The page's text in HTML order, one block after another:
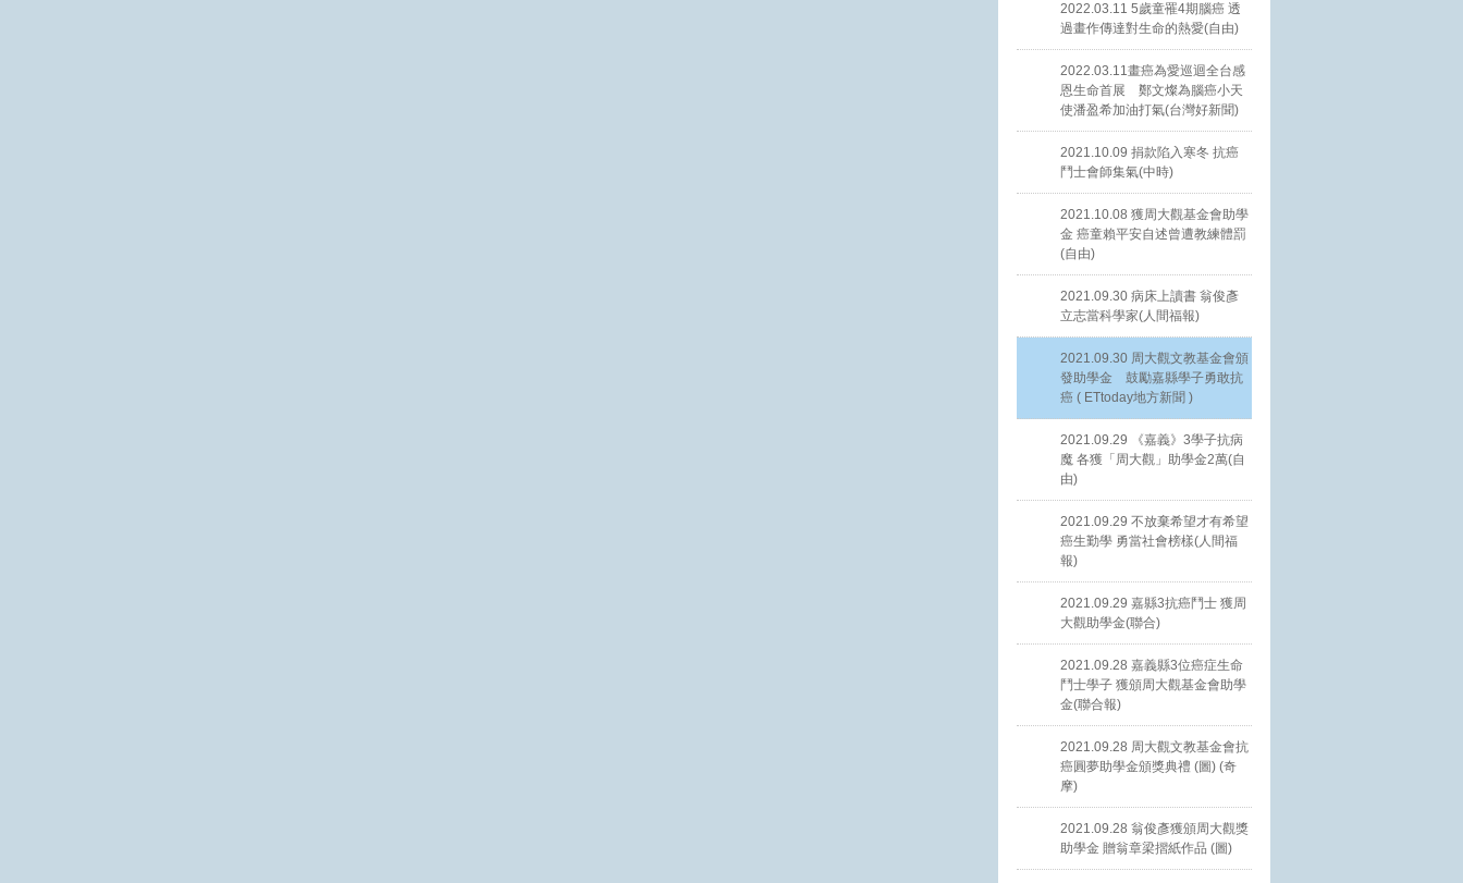
2022.03.11 5歲童罹4期腦癌 透
過畫作傳達對生命的熱愛(自由)
2022.03.11畫癌為愛巡迴全台感
恩生命首展 鄭文燦為腦癌小天
使潘盈希加油打氣(台灣好新聞)
2021.10.09 捐款陷入寒冬 抗癌
鬥士會師集氣(中時)
2021.10.08 獲周大觀基金會助學
金 癌童賴平安自述曾遭教練體罰
(自由)
2021.09.30 病床上讀書 翁俊彥
立志當科學家(人間福報)
2021.09.30 周大觀文教基金會頒
發助學金 鼓勵嘉縣學子勇敢抗
癌 ( ETtoday地方新聞 )
2021.09.29 《嘉義》3學子抗病
魔 各獲「周大觀」助學金2萬(自
由)
2021.09.29 不放棄希望才有希望
癌生勤學 勇當社會榜樣(人間福
報)
2021.09.29 嘉縣3抗癌鬥士 獲周
大觀助學金(聯合)
2021.09.28 嘉義縣3位癌症生命
鬥士學子 獲頒周大觀基金會助學
金(聯合報)
2021.09.28 周大觀文教基金會抗
癌圓夢助學金頒獎典禮 (圖) (奇
摩)
2021.09.28 翁俊彥獲頒周大觀獎
助學金 贈翁章梁摺紙作品 (圖)